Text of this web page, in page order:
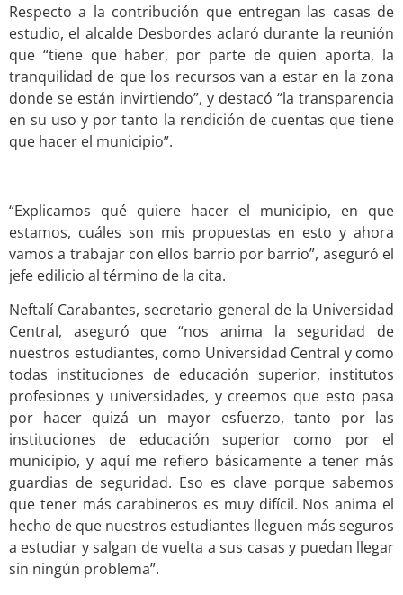
Respecto a la contribución que entregan las casas de
estudio, el alcalde Desbordes aclaró durante la reunión
que “tiene que haber, por parte de quien aporta, la
tranquilidad de que los recursos van a estar en la zona
donde se están invirtiendo”, y destacó “la transparencia
en su uso y por tanto la rendición de cuentas que tiene
que hacer el municipio”.
“Explicamos qué quiere hacer el municipio, en que
estamos, cuáles son mis propuestas en esto y ahora
vamos a trabajar con ellos barrio por barrio”, aseguró el
jefe edilicio al término de la cita.
Neftalí Carabantes, secretario general de la Universidad
Central, aseguró que “nos anima la seguridad de
nuestros estudiantes, como Universidad Central y como
todas instituciones de educación superior, institutos
profesiones y universidades, y creemos que esto pasa
por hacer quizá un mayor esfuerzo, tanto por las
instituciones de educación superior como por el
municipio, y aquí me refiero básicamente a tener más
guardias de seguridad. Eso es clave porque sabemos
que tener más carabineros es muy difícil. Nos anima el
hecho de que nuestros estudiantes lleguen más seguros
a estudiar y salgan de vuelta a sus casas y puedan llegar
sin ningún problema”.